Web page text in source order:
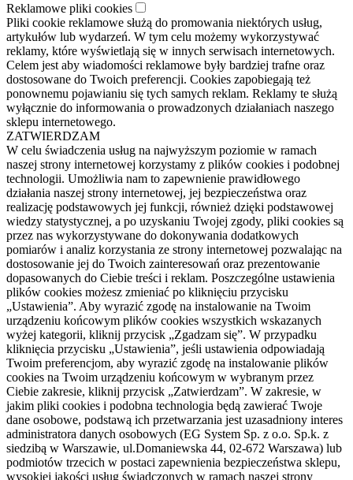
Reklamowe pliki cookies
Pliki cookie reklamowe służą do promowania niektórych usług,
artykułów lub wydarzeń. W tym celu możemy wykorzystywać
reklamy, które wyświetlają się w innych serwisach internetowych.
Celem jest aby wiadomości reklamowe były bardziej trafne oraz
dostosowane do Twoich preferencji. Cookies zapobiegają też
ponownemu pojawianiu się tych samych reklam. Reklamy te służą
wyłącznie do informowania o prowadzonych działaniach naszego
sklepu internetowego.
ZATWIERDZAM
W celu świadczenia usług na najwyższym poziomie w ramach
naszej strony internetowej korzystamy z plików cookies i podobnej
technologii. Umożliwia nam to zapewnienie prawidłowego
działania naszej strony internetowej, jej bezpieczeństwa oraz
realizację podstawowych jej funkcji, również dzięki podstawowej
wiedzy statystycznej, a po uzyskaniu Twojej zgody, pliki cookies są
przez nas wykorzystywane do dokonywania dodatkowych
pomiarów i analiz korzystania ze strony internetowej pozwalając na
dostosowanie jej do Twoich zainteresowań oraz prezentowanie
dopasowanych do Ciebie treści i reklam. Poszczególne ustawienia
plików cookies możesz zmieniać po kliknięciu przycisku
„Ustawienia”. Aby wyrazić zgodę na instalowanie na Twoim
urządzeniu końcowym plików cookies wszystkich wskazanych
wyżej kategorii, kliknij przycisk „Zgadzam się”. W przypadku
kliknięcia przycisku „Ustawienia”, jeśli ustawienia odpowiadają
Twoim preferencjom, aby wyrazić zgodę na instalowanie plików
cookies na Twoim urządzeniu końcowym w wybranym przez
Ciebie zakresie, kliknij przycisk „Zatwierdzam”. W zakresie, w
jakim pliki cookies i podobna technologia będą zawierać Twoje
dane osobowe, podstawą ich przetwarzania jest uzasadniony interes
administratora danych osobowych (EG System Sp. z o.o. Sp.k. z
siedzibą w Warszawie, ul.Domaniewska 44, 02-672 Warszawa) lub
podmiotów trzecich w postaci zapewnienia bezpieczeństwa sklepu,
wysokiej jakości usług świadczonych w ramach naszej strony